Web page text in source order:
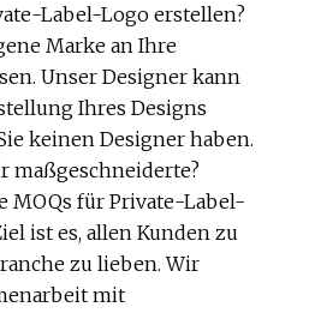
Label-Logo erstellen?
Marke an Ihre
Unser Designer kann
Ihres Designs
keinen Designer haben.
maßgeschneiderte?
MOQs für Private-Label-
ist es, allen Kunden zu
zu lieben. Wir
mit